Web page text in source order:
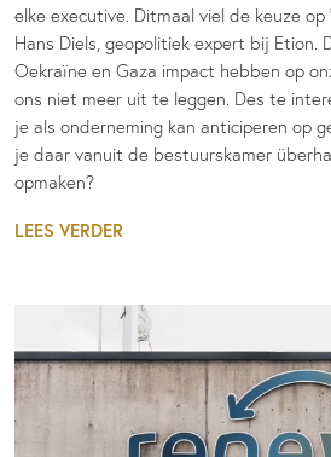
elke executive. Ditmaal viel de keuze op
Hans Diels, geopolitiek expert bij Etion.
Oekraïne en Gaza impact hebben op
ons niet meer uit te leggen. Des te
je als onderneming kan anticiperen op
je daar vanuit de bestuurskamer
opmaken?
LEES VERDER